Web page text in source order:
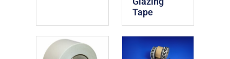
Tape